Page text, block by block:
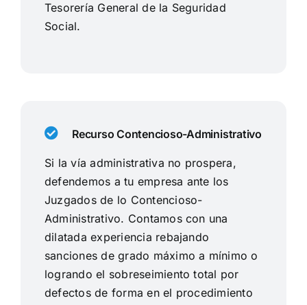
Tesorería General de la Seguridad
Social.
Recurso Contencioso-Administrativo
Si la vía administrativa no prospera,
defendemos a tu empresa ante los
Juzgados de lo Contencioso-
Administrativo. Contamos con una
dilatada experiencia rebajando
sanciones de grado máximo a mínimo o
logrando el sobreseimiento total por
defectos de forma en el procedimiento